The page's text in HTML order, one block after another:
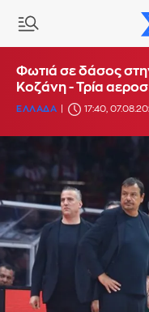
Φωτιά στο Στεφάνι
112 για ετοιμότητα
από φωτοβολταϊκά
Φωτιά σε δάσος
Κοζάνη - Τρία
ΕΛΛΑΔΑ 17:40,